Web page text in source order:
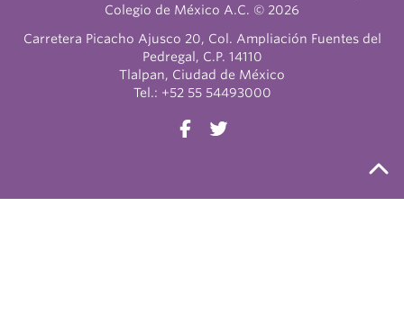
Colegio de México A.C. © 2026
Carretera Picacho Ajusco 20, Col. Ampliación Fuentes del
Pedregal, C.P. 14110
Tlalpan, Ciudad de México
Tel.: +52 55 54493000